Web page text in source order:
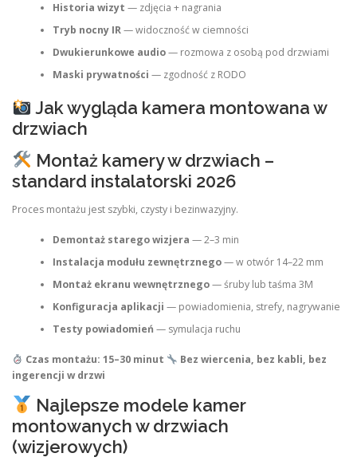
Historia wizyt — zdjęcia + nagrania
Tryb nocny IR— widoczność w ciemności
Dwukierunkowe audio— rozmowa z osobą pod drzwiami
Maski prywatności — zgodność z RODO
Jak wygląda kamera montowana w
drzwiach
Montaż kamery w drzwiach –
standard instalatorski 2026
Proces montażu jest szybki, czysty i bezinwazyjny.
Demontaż starego wizjera — 2–3 min
Instalacja modułu zewnętrznego— w otwór 14–22 mm
Montaż ekranu wewnętrznego— śruby lub taśma 3M
Konfiguracja aplikacji — powiadomienia, strefy, nagrywanie
Testy powiadomień — symulacja ruchu
Czas montażu: 15–30 minut
Bez wiercenia, bez kabli, bez
ingerencji w drzwi
Najlepsze modele kamer
montowanych w drzwiach
(wizjerowych)